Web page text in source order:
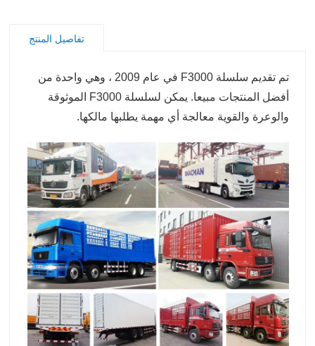
تفاصيل المنتج
تم تقديم سلسلة F3000 في عام 2009 ، وهي واحدة من
أفضل المنتجات مبيعا. يمكن لسلسلة F3000 الموثوقة
والوعرة والقوية معالجة أي مهمة يطلبها مالكها.